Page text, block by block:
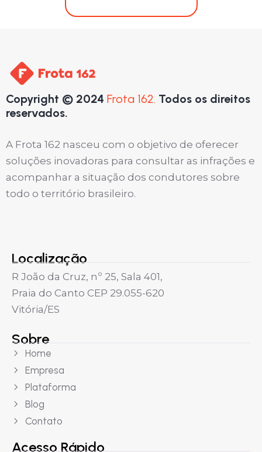
Copyright © 2024 Frota 162. Todos os direitos
reservados.
A Frota 162 nasceu com o objetivo de oferecer
soluções inovadoras para consultar as infrações e
acompanhar a situação dos condutores sobre
todo o território brasileiro.
Localização
R João da Cruz, nº 25, Sala 401,
Praia do Canto CEP 29.055-620
Vitória/ES
Sobre
Home
Empresa
Plataforma
Blog
Contato
Acesso Rápido